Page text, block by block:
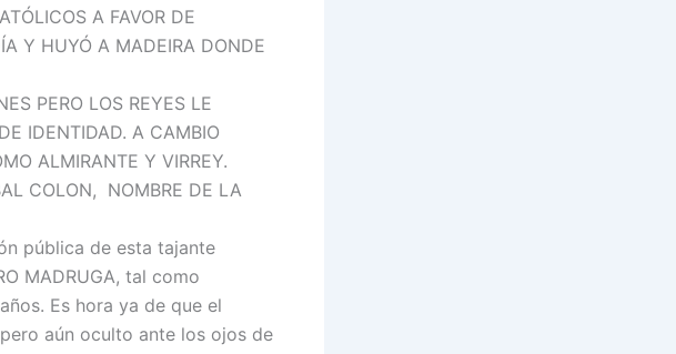
A FAVOR DE
Y HUYÓ A MADEIRA DONDE
PERO LOS REYES LE
IDENTIDAD. A CAMBIO
ALMIRANTE Y VIRREY.
COLON, NOMBRE DE LA
pública de esta tajante
MADRUGA, tal como
Es hora ya de que el
aún oculto ante los ojos de